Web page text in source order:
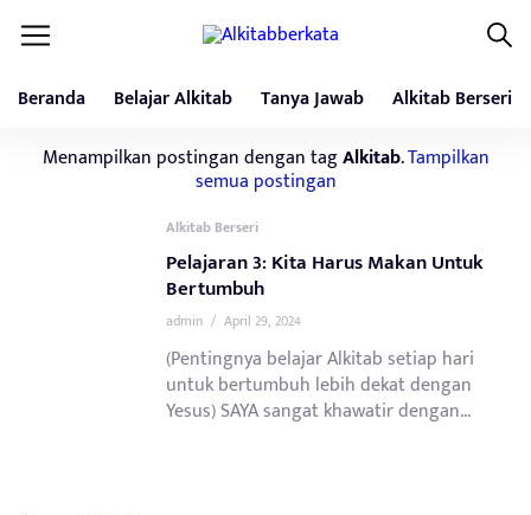
Beranda Belajar Alkitab Tanya Jawab Alkitab Berseri
Menampilkan postingan dengan tagAlkitab.Tampilkan
semua postingan
Alkitab Berseri
Pelajaran 3: Kita Harus Makan Untuk
Bertumbuh
admin / April 29, 2024
(Pentingnya belajar Alkitab setiap hari
untuk bertumbuh lebih dekat dengan
Yesus) SAYA sangat khawatir dengan...